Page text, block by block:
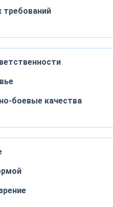
требований
боевые качества